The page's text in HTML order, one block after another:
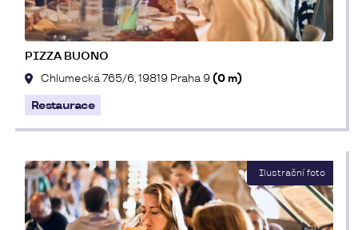
PIZZA BUONO
Chlumecká 765/6, 19819 Praha 9(0 m)
Restaurace